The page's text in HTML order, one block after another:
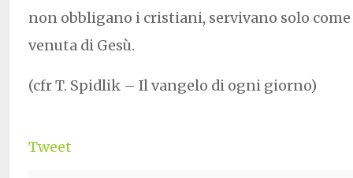
non obbligano i cristiani, servivano solo
venuta di Gesù.
(cfr T. Spidlik – Il vangelo di ogni giorno)
Tweet